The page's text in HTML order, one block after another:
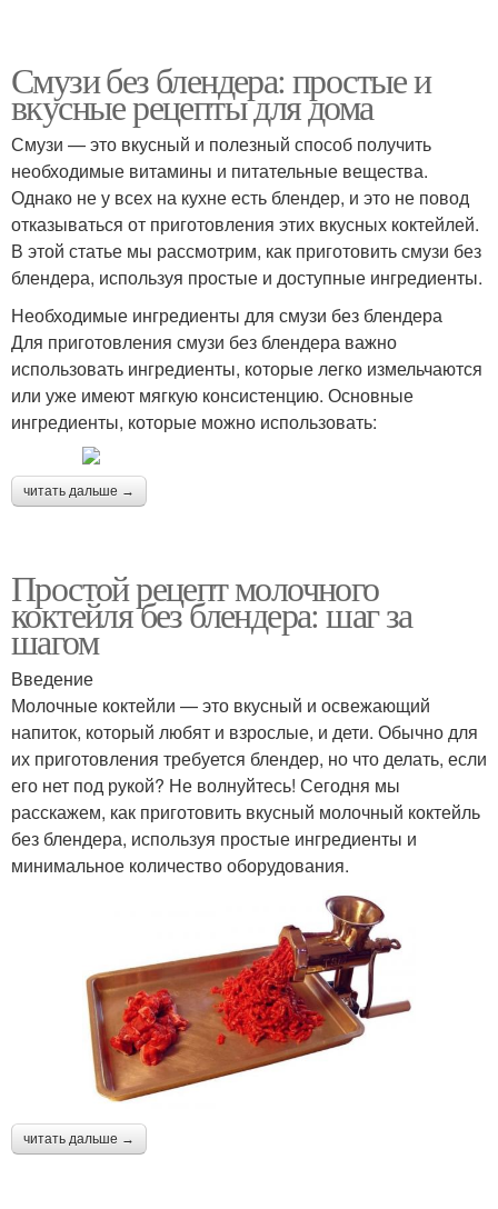
Смузи без блендера: простые и
вкусные рецепты для дома
Смузи — это вкусный и полезный способ получить
необходимые витамины и питательные вещества.
Однако не у всех на кухне есть блендер, и это не повод
отказываться от приготовления этих вкусных коктейлей.
В этой статье мы рассмотрим, как приготовить смузи без
блендера, используя простые и доступные ингредиенты.
Необходимые ингредиенты для смузи без блендера
Для приготовления смузи без блендера важно
использовать ингредиенты, которые легко измельчаются
или уже имеют мягкую консистенцию. Основные
ингредиенты, которые можно использовать:
читать дальше →
Простой рецепт молочного
коктейля без блендера: шаг за
шагом
Введение
Молочные коктейли — это вкусный и освежающий
напиток, который любят и взрослые, и дети. Обычно для
их приготовления требуется блендер, но что делать, если
его нет под рукой? Не волнуйтесь! Сегодня мы
расскажем, как приготовить вкусный молочный коктейль
без блендера, используя простые ингредиенты и
минимальное количество оборудования.
читать дальше →